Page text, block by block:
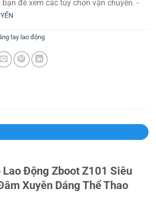
để xem các tùy chọn vận chuyển. -
tay lao động
Lao Động Zboot Z101 Siêu
Xuyên Dáng Thể Thao